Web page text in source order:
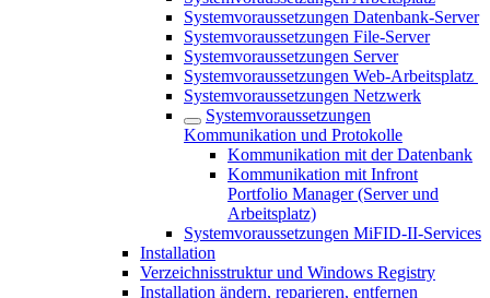
Systemvoraussetzungen Datenbank-Server
Systemvoraussetzungen File-Server
Systemvoraussetzungen Server
Systemvoraussetzungen Web-Arbeitsplatz
Systemvoraussetzungen Netzwerk
Systemvoraussetzungen
Kommunikation und Protokolle
Kommunikation mit der Datenbank
Kommunikation mit Infront
Portfolio Manager (Server und
Arbeitsplatz)
Systemvoraussetzungen MiFID-II-Services
Installation
Verzeichnisstruktur und Windows Registry
Installation ändern, reparieren, entfernen